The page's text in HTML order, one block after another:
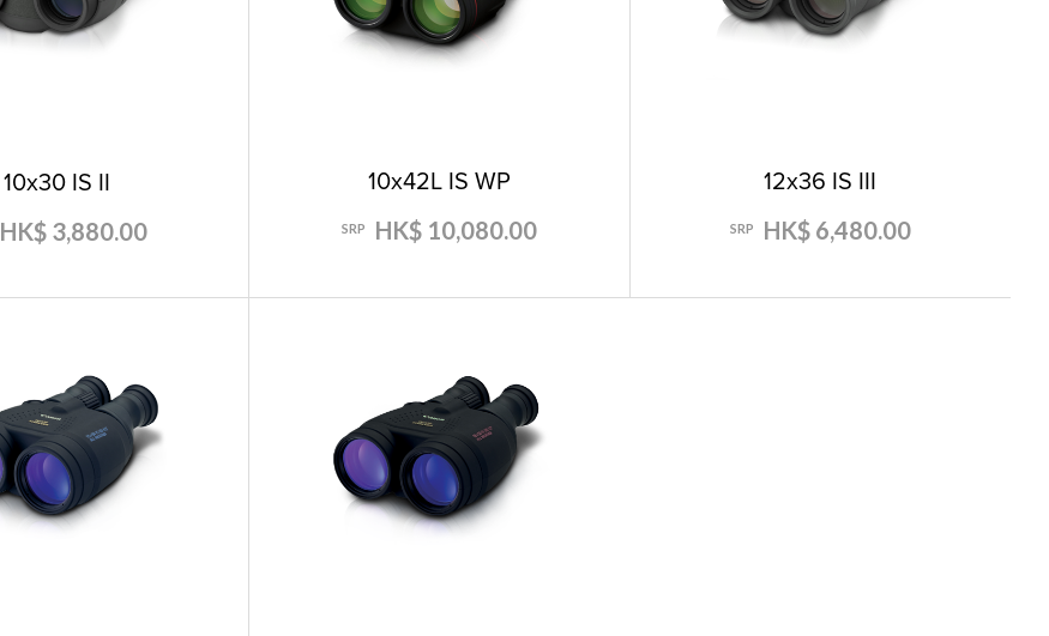
10x30 IS II
HK$ 3,880.00
10x42L IS WP
SRP HK$ 10,080.00
12x36 IS III
SRP HK$ 6,480.00